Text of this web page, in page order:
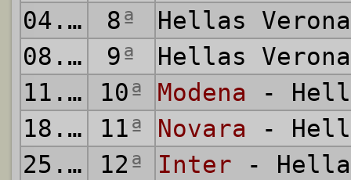
04.12.1927
8ª
Hellas
08.12.1927
9ª
Hellas
11.12.1927
10ª Modena -
18.12.1927
11ª Novara -
25.12.1927
12ª Inter -